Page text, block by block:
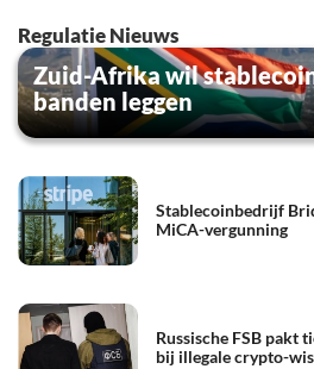
Regulatie Nieuws
Zuid-Afrika wil
banden leggen
Stablecoinbedrijf
MiCA-vergunning
Russische FSB pakt
bij illegale crypto-